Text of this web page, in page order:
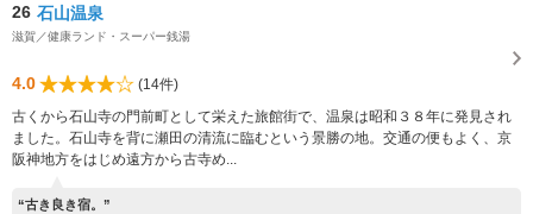
26 石山温泉
滋賀／健康ランド・スーパー銭湯
4.0
(14件)
古くから石山寺の門前町として栄えた旅館街で、温泉は昭和３８年に発見され
ました。石山寺を背に瀬田の清流に臨むという景勝の地。交通の便もよく、京
阪神地方をはじめ遠方から古寺め...
“古き良き宿。”